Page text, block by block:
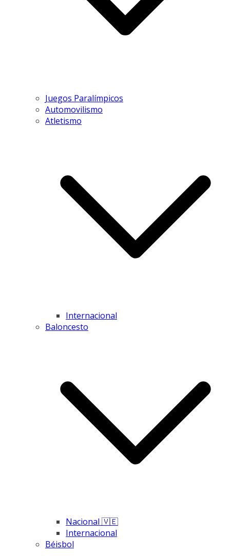
Juegos Paralímpicos
Automovilismo
Atletismo
Internacional
Baloncesto
Nacional 🇻🇪
Internacional
Béisbol